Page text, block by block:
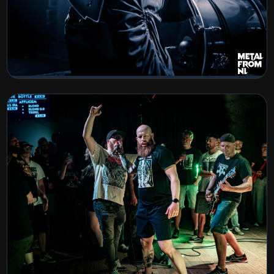
Demichron Album Release
BEKIJK COLLECTIE